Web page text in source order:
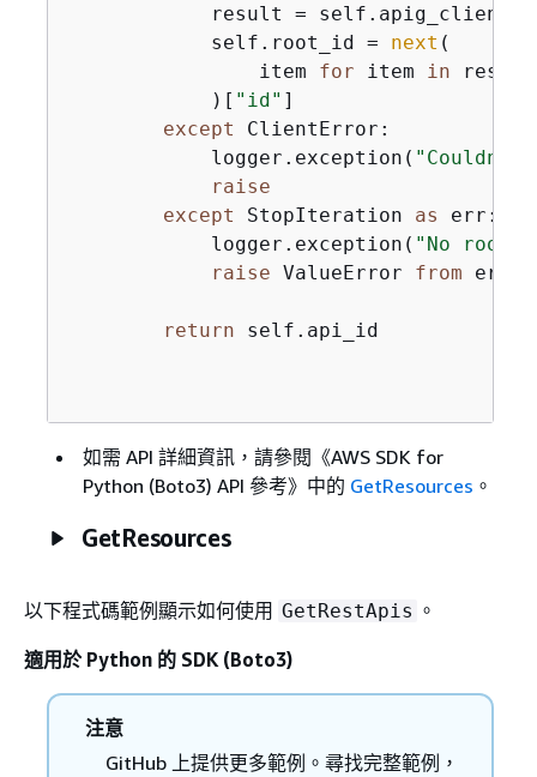
result =
            self.root_id =
next (
                item
for item in
            )[
"id" ]
except ClientError:
            logger.exception(
"Couldn't
raise
except StopIteration as err:
            logger.exception(
"No root
raise ValueError from err
return self.api_id
如需 API 詳細資訊，請參閱《AWS SDK for
Python (Boto3) API 參考》 中的 GetResources 。
GetResources
以下程式碼範例顯示如何使用 GetRestApis 。
適用於 Python 的 SDK (Boto3)
注意
GitHub 上提供更多範例。尋找完整範例，